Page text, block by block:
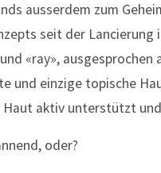
ausserdem zum
seit der Lancierung
«ray»,
und einzige topische
Haut aktiv unterstützt
oder?